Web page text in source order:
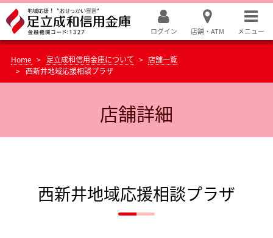
ログイン 店舗・ATM メニュー
Home 足立成和信用金庫について
店舗一覧
西新井地域応援相談プラザ
店舗詳細
西新井地域応援相談プラザ